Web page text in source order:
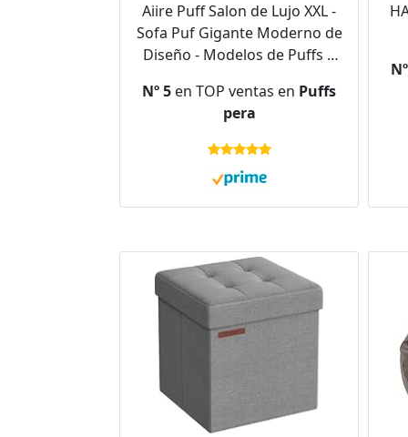
Aiire Puff Salon de Lujo XXL -
Sofa Puf Gigante Moderno de
Diseño - Modelos de Puffs o
Relleno Incluido para Adultos
o Decoracion Habitacion
Juvenil Gris Oscuro
Nº 5 en TOP ventas en Puffs
pera